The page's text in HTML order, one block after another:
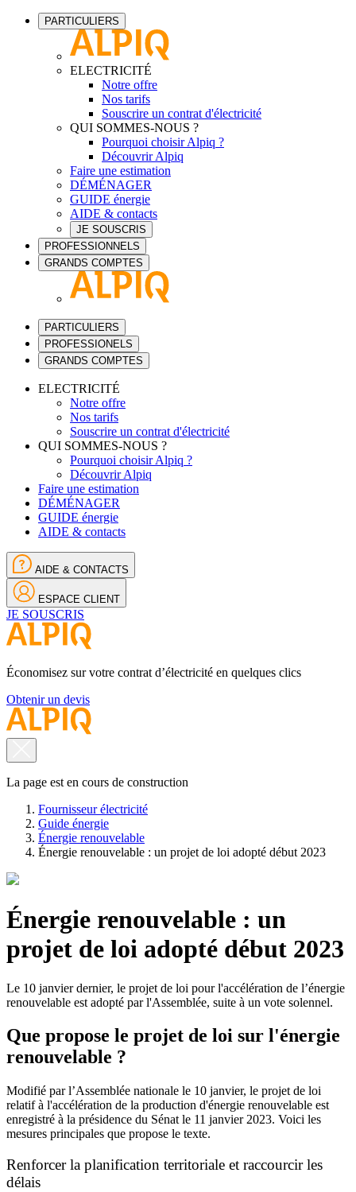
PARTICULIERS
ELECTRICITÉ
Notre offre
Nos tarifs
Souscrire un contrat d'électricité
QUI SOMMES-NOUS ?
Pourquoi choisir Alpiq ?
Découvrir Alpiq
Faire une estimation
DÉMÉNAGER
GUIDE énergie
AIDE & contacts
JE SOUSCRIS
PROFESSIONNELS
GRANDS COMPTES
PARTICULIERS
PROFESSIONELS
GRANDS COMPTES
ELECTRICITÉ
Notre offre
Nos tarifs
Souscrire un contrat d'électricité
QUI SOMMES-NOUS ?
Pourquoi choisir Alpiq ?
Découvrir Alpiq
Faire une estimation
DÉMÉNAGER
GUIDE énergie
AIDE & contacts
AIDE & CONTACTS
ESPACE CLIENT
JE SOUSCRIS
Économisez sur votre contrat d’électricité en quelques clics
Obtenir un devis
La page est en cours de construction
Fournisseur électricité
Guide énergie
Énergie renouvelable
Énergie renouvelable : un projet de loi adopté début 2023
Énergie renouvelable : un
projet de loi adopté début 2023
Le 10 janvier dernier, le projet de loi pour l'accélération de l’énergie
renouvelable est adopté par l'Assemblée, suite à un vote solennel.
Que propose le projet de loi sur l'énergie
renouvelable ?
Modifié par l’Assemblée nationale le 10 janvier, le projet de loi
relatif à l'accélération de la production d'énergie renouvelable est
enregistré à la présidence du Sénat le 11 janvier 2023. Voici les
mesures principales que propose le texte.
Renforcer la planification territoriale et raccourcir les
délais